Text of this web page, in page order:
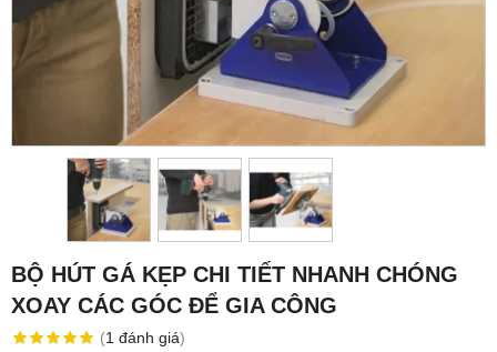
BỘ HÚT GÁ KẸP CHI TIẾT NHANH CHÓNG
XOAY CÁC GÓC ĐỂ GIA CÔNG
(1 đánh giá)